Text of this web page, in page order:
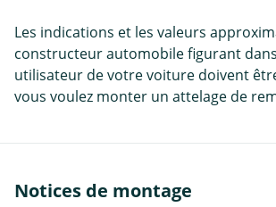
Les indications et les valeurs
constructeur automobile figurant
utilisateur de votre voiture doivent
vous voulez monter un attelage de
Notices de montage